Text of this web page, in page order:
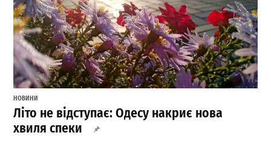
НОВИНИ
Літо не відступає: Одесу накриє нова
хвиля спеки